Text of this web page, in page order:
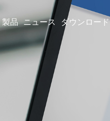
製品 ニュース ダウンロード